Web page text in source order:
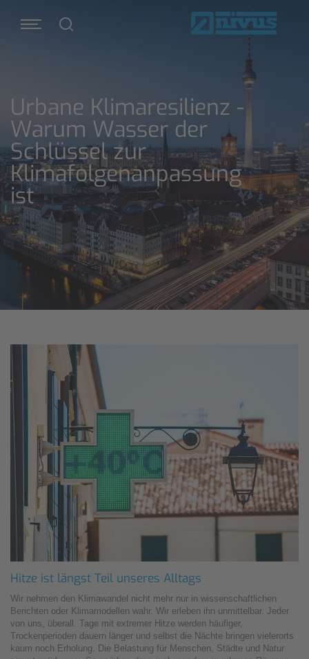
Urbane Klimaresilienz -
Warum Wasser der
Schlüssel zur
Klimafolgenanpassung
ist
Hitze ist längst Teil unseres Alltags
Wir nehmen den Klimawandel nicht mehr nur in wissenschaftlichen
Berichten oder Klimamodellen wahr. Wir erleben ihn unmittelbar. Jeder
von uns, überall. Tage mit extremer Hitze werden häufiger,
Trockenperioden dauern länger und selbst die Nächte bringen vielerorts
kaum noch Erholung. Die Belastung für Menschen, Städte und Natur